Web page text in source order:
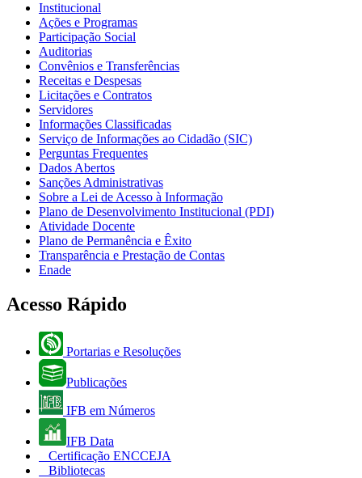
Institucional
Ações e Programas
Participação Social
Auditorias
Convênios e Transferências
Receitas e Despesas
Licitações e Contratos
Servidores
Informações Classificadas
Serviço de Informações ao Cidadão (SIC)
Perguntas Frequentes
Dados Abertos
Sanções Administrativas
Sobre a Lei de Acesso à Informação
Plano de Desenvolvimento Institucional (PDI)
Atividade Docente
Plano de Permanência e Êxito
Transparência e Prestação de Contas
Enade
Acesso Rápido
Portarias e Resoluções
Publicações
IFB em Números
IFB Data
Certificação ENCCEJA
Bibliotecas